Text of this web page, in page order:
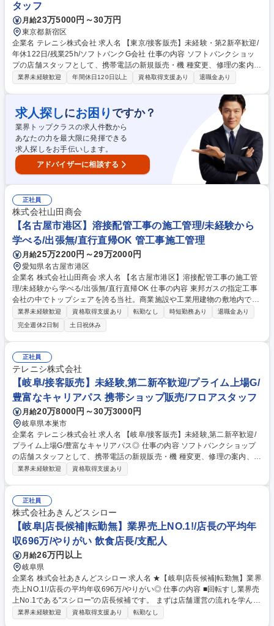
界売上NO.1!/店長の平均年収696万/やりがい◎
タッフ
月給23万5000円～30万円
東京都新宿区
企業名 テレニシ株式会社 求人名 【東京/接客販売】未経験・第2新卒歓迎/
年休122日/残業25h/ソフトバンクG会社 仕事の内容 ソフトバンクショッ
プの店舗スタッフとして、携帯電話の新規販売・機 種変更、修理の案内、
最適な料金プラン、付帯サービスの提案、店内のPOP作成など 、接客や
後はソフトバンク社の動画研修や本社の研修（社会人基礎やコンプライア
ンス）3日、があり1から基礎を学んでいただけます。また、先輩がマンツ
ーマンで指導いたしますのでご安心ください。 【業界でも最高レベルの待
遇】有給休暇や連休取得の推進や社員旅行の実施、月額最高8万円の資格
手当制度など（詳細は下記フリーコメント欄参照）、努力次第でキャリア
アップ可能です。 募集職種 【東京/接客販売】未経験・第2新卒歓迎/年休1
22日/残業25h/ソフトバンクG会社
業界未経験歓迎 年間休日120日以上 資格取得支援あり 退職金あり
求人探しにお困り ですか？
業界トップクラスの求人件数から
あなたの力を最大限に発揮できる
求人探しをお手伝いします。
アドバイザーに相談する
正社員
株式会社山田商会
【名古屋市港区】溶接配管工事の施工管理/未経験から
学べる/出張無/直行直帰OK 管工事施工管理
月給25万2200円～29万2000円
愛知県名古屋市港区
企業名 株式会社山田商会 求人名 【名古屋市港区】溶接配管工事の施工管
理/未経験から学べる/出張無/直行直帰OK 仕事の内容 東邦ガスの指定工事
会社の中でトップシェアを誇る当社。商業施設や工業用建物の敷地内で供
給圧力の高いガス管工事の施工管理をお任せします。(現場作業ではあり
ません)未経験・第二新卒歓迎から学べる環境です。 大規模物件の溶接配
管工事現場の立ち合い、工程調整、施工方法打ち合わせが中心となりま
す。（大規模現場を複数件管理） ■職長としての現場立ち合い（愛知、岐
阜、三重/ 一部休日工事あり、振休取得可）■現場の工程管理 ■各工事担当
者との打ち合わせ ■予算管理、品質管理、安全管理 ■施工図面／竣工図面
の作成 ※書類作成等はサポート事務が複数名おり、働き易い環境を目指し
ております。 募集職種 【名古屋市港区】溶接配管工事の施工管理/未経験
から学べる/出張無/直行直帰OK
業界未経験歓迎 資格取得支援あり 転勤なし 時短勤務あり
退職金あり
完全週休2日制
土日祝休み
正社員
テレニシ株式会社
【岐阜/接客販売】未経験,第二新卒歓迎/プライム上場G/
豊富なキャリアパス 携帯ショップ販売/フロアスタッフ
月給20万8000円～30万3000円
岐阜県本巣市
企業名 テレニシ株式会社 求人名 【岐阜/接客販売】未経験,第二新卒歓迎/
プライム上場G/豊富なキャリアパス◎ 仕事の内容 ソフトバンクショップ
の店舗スタッフとして、携帯電話の新規販売・機 種変更、修理の案内、最
適な料金プラン、付帯サービスの提案、店内のPOP作成など 、接客や店
ンス）3日、があり1から基礎を学んでいただけます。また、先輩がマンツ
ーマンで指導いたしますのでご安心ください。 【業界でも最高レベルの待
遇】有給休暇や連休取得の推進や社員旅行の実施、月額最高8万円の資格
手当制度など（詳細は下記フリーコメント欄参照）、努力次第でキャリア
アップ可能です。 募集職種 【岐阜/接客販売】未経験,第二新卒歓迎/プライ
ム上場G/豊富なキャリアパス◎
業界未経験歓迎 資格取得支援あり
正社員
株式会社あきんどスシロー
【岐阜|店長候補|転勤無】業界売上NO.1!/店長の平均年
収696万/やりがい 飲食店長/支配人
月給26万円以上
岐阜県
企業名 株式会社あきんどスシロー 求人名 ★【岐阜|店長候補|転勤無】業界
売上NO.1!/店長の平均年収696万/やりがい◎ 仕事の内容 ■回転すし業界売
上No.1である"スシロー"の店長候補です。 まずは店舗運営の流れを学んで
いただき、その後正社員2～3名、アルバイト約80名規模のマネジメント
業界未経験歓迎 資格取得支援あり 転勤なし